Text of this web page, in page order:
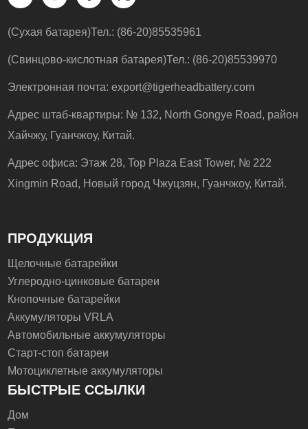
(Сухая батарея)Тел.: (86-20)85535961
(Свинцово-кислотная батарея)Тел.: (86-20)85539970
Электронная почта:export@tigerheadbattery.com
Адрес штаб-квартиры: № 132, North Gongye Road, район
Хайчжу, Гуанчжоу, Китай.
Адрес офиса: Этаж 28, Top Plaza East Tower, № 222
Xingmin Road, Новый город Чжуцзян, Гуанчжоу, Китай.
ПРОДУКЦИЯ
Щелочные батарейки
Углеродно-цинковые батареи
Кнопочные батарейки
Аккумуляторы VRLA
Автомобильные аккумуляторы
Старт-стоп батареи
Мотоциклетные аккумуляторы
БЫСТРЫЕ ССЫЛКИ
Дом